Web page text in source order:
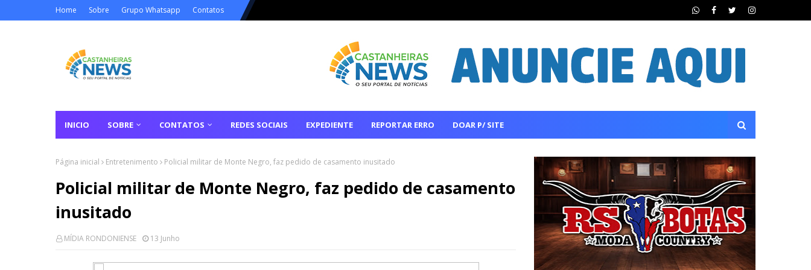
Home Sobre Grupo Whatsapp Contatos
INICIO SOBRE CONTATOS REDES SOCIAIS EXPEDIENTE REPORTAR ERRO DOAR P/ SITE
Página inicial Entretenimento Policial militar de Monte Negro, faz pedido de casamento inusitado
Policial militar de Monte Negro, faz pedido de casamento
inusitado
MÍDIA RONDONIENSE 13 Junho